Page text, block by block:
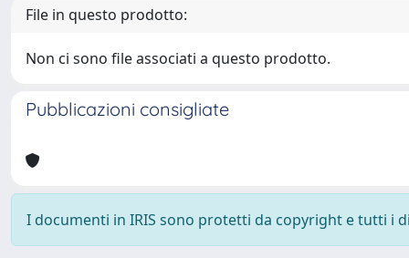
File in questo prodotto:
Non ci sono file associati a questo prodotto.
Pubblicazioni consigliate
I documenti in IRIS sono protetti da copyright e tutti i